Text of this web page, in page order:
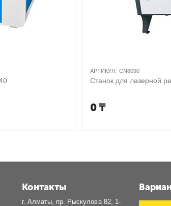
АРТИКУЛ: CN6090
Станок для лазерной
0₸
Контакты
г. Алматы, пр. Рыскулова 82, 1-